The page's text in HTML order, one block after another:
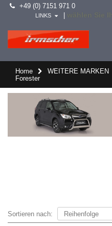
+49 (0) 7151 971 0
LINKS
Home WEITERE MARKEN
Forester
Sortieren nach: